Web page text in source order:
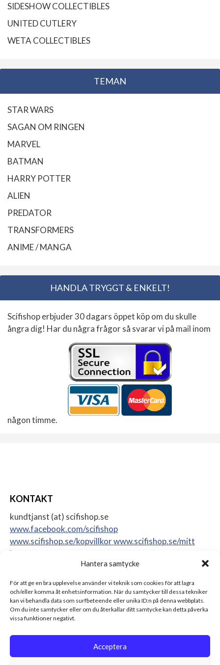
Hantera samtycke
För att ge en bra upplevelse använder vi teknik som cookies för att lagra
och/eller komma åt enhetsinformation. När du samtycker till dessa tekniker
kan vi behandla data som surfbeteende eller unika ID:n på denna webbplats.
Om du inte samtycker eller om du återkallar ditt samtycke kan detta påverka
vissa funktioner negativt.
Acceptera
SIDESHOW COLLECTIBLES
UNITED CUTLERY
WETA COLLECTIBLES
TEMAN
STAR WARS
SAGAN OM RINGEN
MARVEL
BATMAN
HARRY POTTER
ALIEN
PREDATOR
TRANSFORMERS
ANIME / MANGA
HANDLA TRYGGT & ENKELT!
Scifishop erbjuder 30 dagars öppet köp om du skulle
ångra dig! Har du några frågor så svarar vi på mail inom
någon timme.
KONTAKT
kundtjanst (at) scifishop.se
www.facebook.com/scifishop
www.scifishop.se/kopvillkorwww.scifishop.se/mitt
konto
17562 Järfälla
Sweden